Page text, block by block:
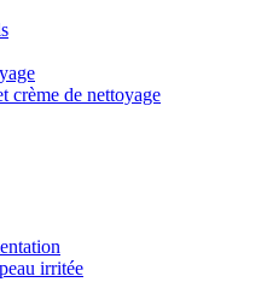
crème de nettoyage
irritée